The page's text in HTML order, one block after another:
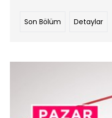
Son Bölüm Detaylar